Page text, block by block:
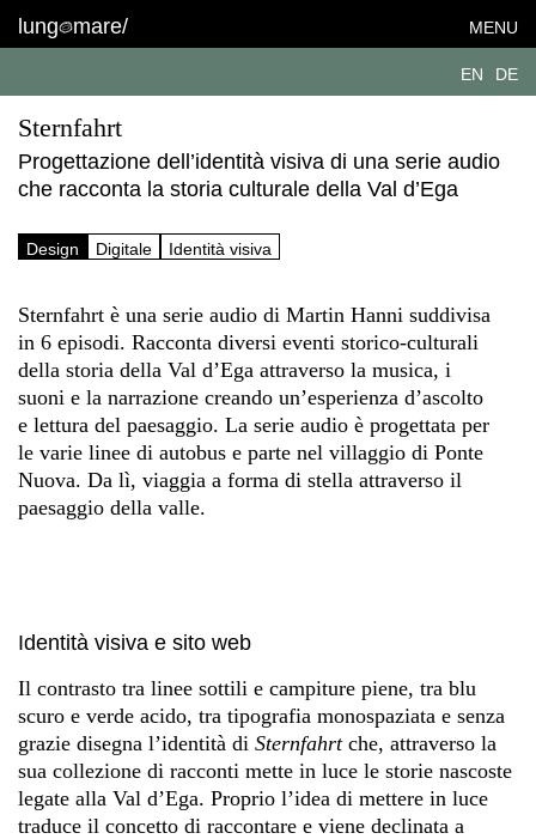
lung mare/ MENU
EN DE
Sternfahrt
Progettazione dell’identità visiva di una serie audio
che racconta la storia culturale della Val d’Ega
Design Digitale Identità visiva
Sternfahrt è una serie audio di Martin Hanni suddivisa
in 6 episodi. Racconta diversi eventi storico-culturali
della storia della Val d’Ega attraverso la musica, i
suoni e la narrazione creando un’esperienza d’ascolto
e lettura del paesaggio. La serie audio è progettata per
le varie linee di autobus e parte nel villaggio di Ponte
Nuova. Da lì, viaggia a forma di stella attraverso il
paesaggio della valle.
Identità visiva e sito web
Il contrasto tra linee sottili e campiture piene, tra blu
scuro e verde acido, tra tipografia monospaziata e senza
grazie disegna l’identità di Sternfahrtche, attraverso la
sua collezione di racconti mette in luce le storie nascoste
legate alla Val d’Ega. Proprio l’idea di mettere in luce
traduce il concetto di raccontare e viene declinata a